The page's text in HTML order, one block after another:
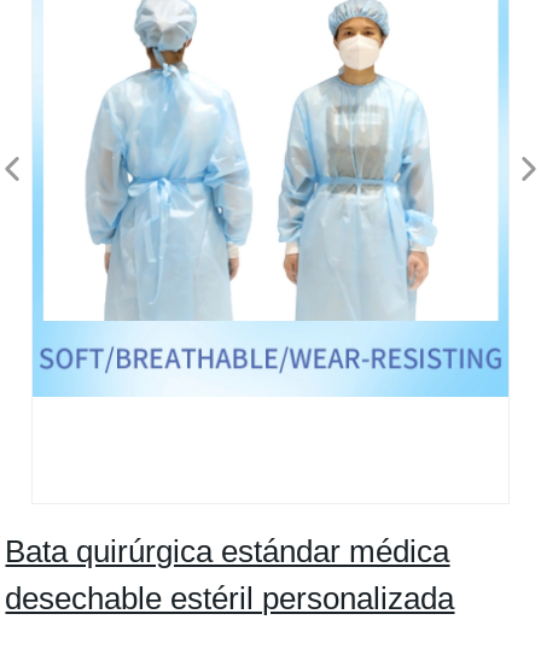
Bata quirúrgica estándar médica
desechable estéril personalizada